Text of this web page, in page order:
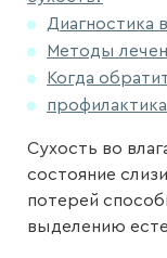
Диагностика
Методы
Когда
Сухость во
состояние
потерей
выделению